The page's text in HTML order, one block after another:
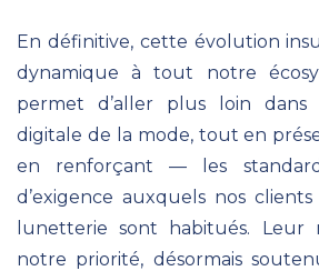
En définitive, cette évolution
dynamique à tout notre
permet d’aller plus loin dans
digitale de la mode, tout en
en renforçant — les
d’exigence auxquels nos
lunetterie sont habitués. Leur
notre priorité, désormais